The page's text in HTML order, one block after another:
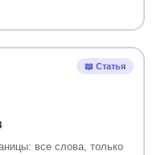
все слова, только
📖 Статья